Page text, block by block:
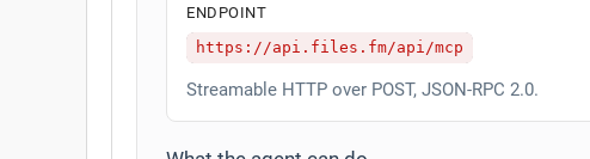
ENDPOINT
https://api.files.fm/api/mcp
Streamable HTTP over POST, JSON-RPC 2.0.